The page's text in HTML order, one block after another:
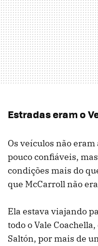
Estradas eram o
Os veículos não
pouco confiáveis,
condições mais do
que McCarroll não
Ela estava viajando
todo o Vale
Saltón, por mais de